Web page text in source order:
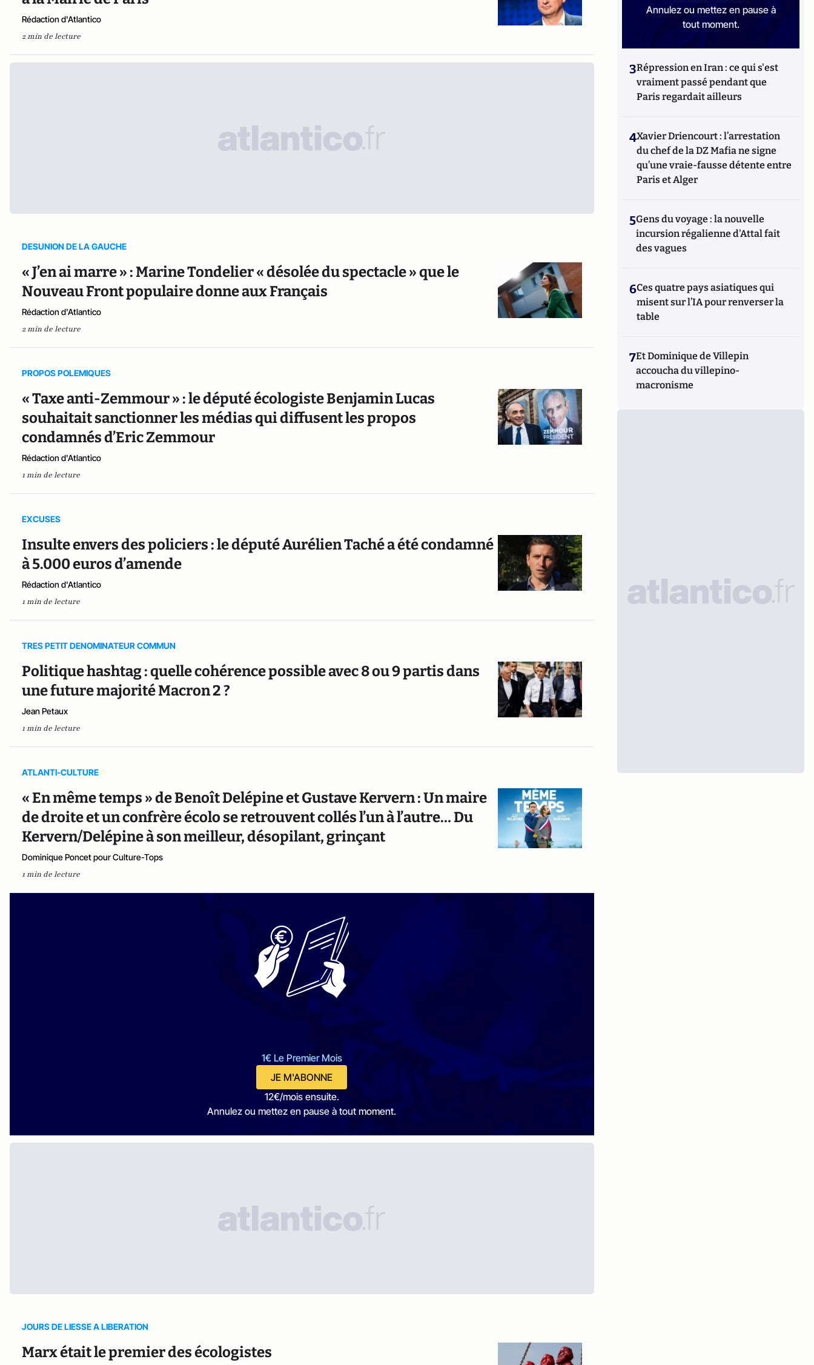
Rédaction d'Atlantico
2 min de lecture
DESUNION DE LA GAUCHE
« J’en ai marre » : Marine Tondelier « désolée du spectacle » que le
Nouveau Front populaire donne aux Français
Rédaction d'Atlantico
2 min de lecture
PROPOS POLEMIQUES
« Taxe anti-Zemmour » : le député écologiste Benjamin Lucas
souhaitait sanctionner les médias qui diffusent les propos
condamnés d’Eric Zemmour
Rédaction d'Atlantico
1 min de lecture
EXCUSES
Insulte envers des policiers : le député Aurélien Taché a été condamné
à 5.000 euros d’amende
Rédaction d'Atlantico
1 min de lecture
TRES PETIT DENOMINATEUR COMMUN
Politique hashtag : quelle cohérence possible avec 8 ou 9 partis dans
une future majorité Macron 2 ?
Jean Petaux
1 min de lecture
ATLANTI-CULTURE
« En même temps » de Benoît Delépine et Gustave Kervern : Un maire
de droite et un confrère écolo se retrouvent collés l’un à l’autre… Du
Kervern/Delépine à son meilleur, désopilant, grinçant
Dominique Poncet pour Culture-Tops
1 min de lecture
1€ Le Premier Mois
JE M'ABONNE
12€/mois ensuite.
Annulez ou mettez en pause à tout moment.
JOURS DE LIESSE A LIBERATION
Marx était le premier des écologistes
Annulez ou mettez en pause à
tout moment.
3Répression en Iran : ce qui s'est
vraiment passé pendant que
Paris regardait ailleurs
4Xavier Driencourt : l’arrestation
du chef de la DZ Mafia ne signe
qu’une vraie-fausse détente entre
Paris et Alger
5Gens du voyage : la nouvelle
incursion régalienne d'Attal fait
des vagues
6Ces quatre pays asiatiques qui
misent sur l’IA pour renverser la
table
7Et Dominique de Villepin
accoucha du villepino-
macronisme